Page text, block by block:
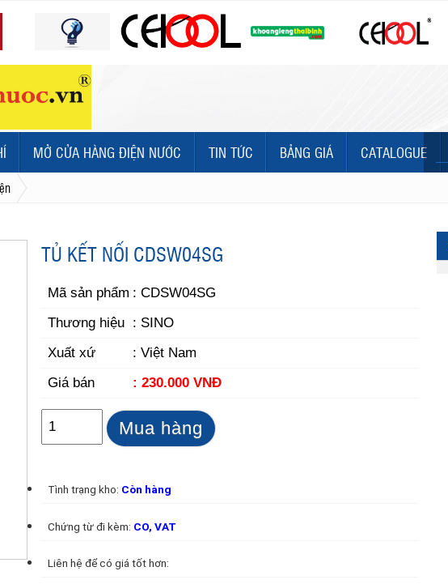
MỞ CỬA HÀNG ĐIỆN NƯỚC TIN TỨC BẢNG GIÁ CATALOGUE
TỦ KẾT NỐI CDSW04SG
Mã sản phẩm : CDSW04SG
Thương hiệu : SINO
Xuất xứ
: Việt Nam
Giá bán
: 230.000 VNĐ
Mua hàng
Tình trạng kho: Còn hàng
Chứng từ đi kèm: CO, VAT
Liên hệ để có giá tốt hơn: